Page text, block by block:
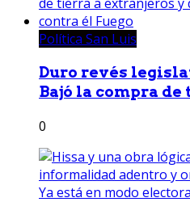
Política San Luis
Duro revés
Bajó la compra
0